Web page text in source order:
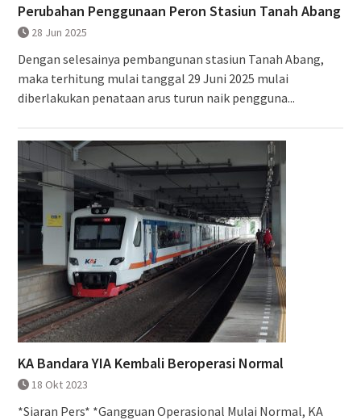
Perubahan Penggunaan Peron Stasiun Tanah Abang
28 Jun 2025
Dengan selesainya pembangunan stasiun Tanah Abang,
maka terhitung mulai tanggal 29 Juni 2025 mulai
diberlakukan penataan arus turun naik pengguna...
KA Bandara YIA Kembali Beroperasi Normal
18 Okt 2023
*Siaran Pers* *Gangguan Operasional Mulai Normal, KA